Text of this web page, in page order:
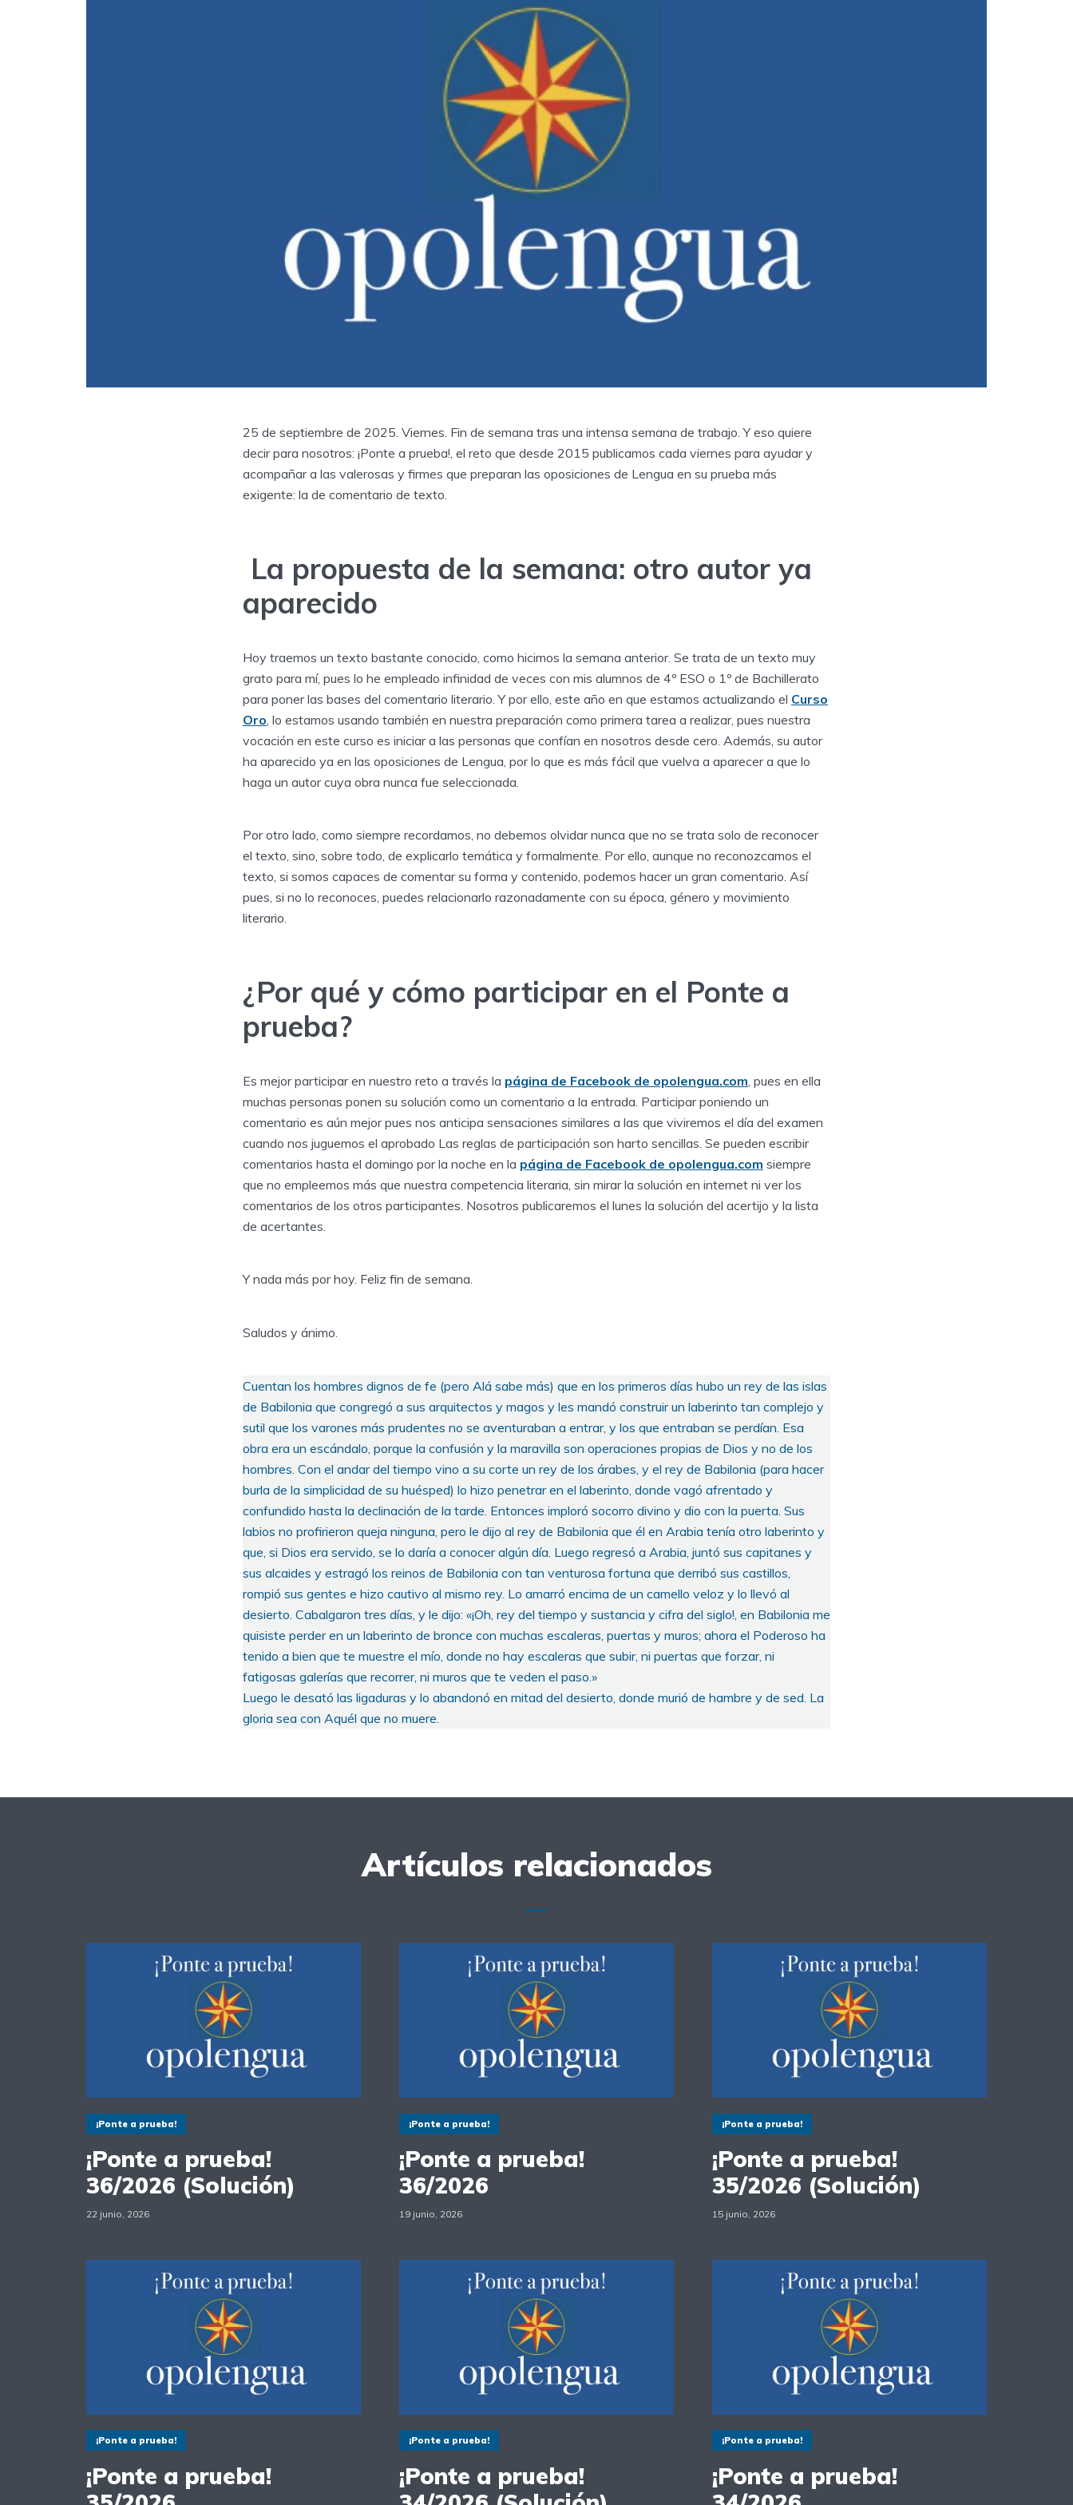
25 de septiembre de 2025. Viernes. Fin de semana tras una intensa semana de trabajo. Y eso quiere
decir para nosotros: ¡Ponte a prueba!, el reto que desde 2015 publicamos cada viernes para ayudar y
acompañar a las valerosas y firmes que preparan las oposiciones de Lengua en su prueba más
exigente: la de comentario de texto.
La propuesta de la semana: otro autor ya
aparecido
Hoy traemos un texto bastante conocido, como hicimos la semana anterior. Se trata de un texto muy
grato para mí, pues lo he empleado infinidad de veces con mis alumnos de 4º ESO o 1º de Bachillerato
para poner las bases del comentario literario. Y por ello, este año en que estamos actualizando el Curso
Oro , lo estamos usando también en nuestra preparación como primera tarea a realizar, pues nuestra
vocación en este curso es iniciar a las personas que confían en nosotros desde cero. Además, su autor
ha aparecido ya en las oposiciones de Lengua, por lo que es más fácil que vuelva a aparecer a que lo
haga un autor cuya obra nunca fue seleccionada.
Por otro lado, como siempre recordamos, no debemos olvidar nunca que no se trata solo de reconocer
el texto, sino, sobre todo, de explicarlo temática y formalmente. Por ello, aunque no reconozcamos el
texto, si somos capaces de comentar su forma y contenido, podemos hacer un gran comentario. Así
pues, si no lo reconoces, puedes relacionarlo razonadamente con su época, género y movimiento
literario.
¿Por qué y cómo participar en el Ponte a
prueba?
Es mejor participar en nuestro reto a través la página de Facebook de opolengua.com , pues en ella
muchas personas ponen su solución como un comentario a la entrada. Participar poniendo un
comentario es aún mejor pues nos anticipa sensaciones similares a las que viviremos el día del examen
cuando nos juguemos el aprobado Las reglas de participación son harto sencillas. Se pueden escribir
comentarios hasta el domingo por la noche en la página de Facebook de opolengua.com siempre
que no empleemos más que nuestra competencia literaria, sin mirar la solución en internet ni ver los
comentarios de los otros participantes. Nosotros publicaremos el lunes la solución del acertijo y la lista
de acertantes.
Y nada más por hoy. Feliz fin de semana.
Saludos y ánimo.
Cuentan los hombres dignos de fe (pero Alá sabe más) que en los primeros días hubo un rey de las islas
de Babilonia que congregó a sus arquitectos y magos y les mandó construir un laberinto tan complejo y
sutil que los varones más prudentes no se aventuraban a entrar, y los que entraban se perdían. Esa
obra era un escándalo, porque la confusión y la maravilla son operaciones propias de Dios y no de los
hombres. Con el andar del tiempo vino a su corte un rey de los árabes, y el rey de Babilonia (para hacer
burla de la simplicidad de su huésped) lo hizo penetrar en el laberinto, donde vagó afrentado y
confundido hasta la declinación de la tarde. Entonces imploró socorro divino y dio con la puerta. Sus
labios no profirieron queja ninguna, pero le dijo al rey de Babilonia que él en Arabia tenía otro laberinto y
que, si Dios era servido, se lo daría a conocer algún día. Luego regresó a Arabia, juntó sus capitanes y
sus alcaides y estragó los reinos de Babilonia con tan venturosa fortuna que derribó sus castillos,
rompió sus gentes e hizo cautivo al mismo rey. Lo amarró encima de un camello veloz y lo llevó al
desierto. Cabalgaron tres días, y le dijo: «¡Oh, rey del tiempo y sustancia y cifra del siglo!, en Babilonia me
quisiste perder en un laberinto de bronce con muchas escaleras, puertas y muros; ahora el Poderoso ha
tenido a bien que te muestre el mío, donde no hay escaleras que subir, ni puertas que forzar, ni
fatigosas galerías que recorrer, ni muros que te veden el paso.»
Luego le desató las ligaduras y lo abandonó en mitad del desierto, donde murió de hambre y de sed. La
gloria sea con Aquél que no muere.
Artículos relacionados
¡Ponte a prueba!
¡Ponte a prueba!
36/2026 (Solución)
22 junio, 2026
¡Ponte a prueba!
¡Ponte a prueba!
36/2026
19 junio, 2026
¡Ponte a prueba!
¡Ponte a prueba!
35/2026 (Solución)
15 junio, 2026
¡Ponte a prueba!
¡Ponte a prueba!
¡Ponte a prueba!
¡Ponte a prueba!
¡Ponte a prueba!
¡Ponte a prueba!